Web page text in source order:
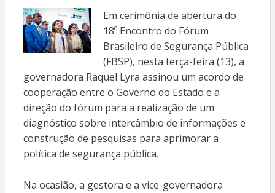
Em cerimônia de abertura do
18º Encontro do Fórum
Brasileiro de Segurança Pública
(FBSP), nesta terça-feira (13), a
governadora Raquel Lyra assinou um acordo de
cooperação entre o Governo do Estado e a
direção do fórum para a realização de um
diagnóstico sobre intercâmbio de informações e
construção de pesquisas para aprimorar a
política de segurança pública.
Na ocasião, a gestora e a vice-governadora